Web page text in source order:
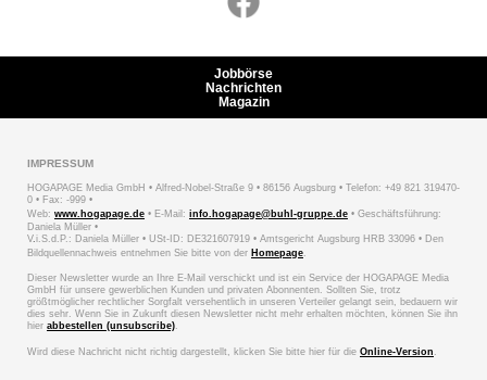
Jobbörse
Nachrichten
Magazin
IMPRESSUM
HOGAPAGE Media GmbH • Alfred-Nobel-Straße 9 • 86156 Augsburg • Telefon: +49 821 319470-
0 • Fax: -999 •
Web: www.hogapage.de • E-Mail: info.hogapage@buhl-gruppe.de • Geschäftsführung:
Daniela Müller •
V.i.S.d.P.: Daniela Müller • USt-ID: DE321607919 • Amtsgericht Augsburg HRB 33096 • Den
Bildquellennachweis entnehmen Sie bitte von der Homepage.
Dieser Newsletter wurde an Ihre E-Mail verschickt und ist ein Service der HOGAPAGE Media
GmbH für unsere gewerblichen Kunden und privaten Abonnenten. Sollten Sie, trotz
größtmöglicher rechtlicher Sorgfalt versehentlich in unseren Verteiler gelangt sein, bedauern wir
dies sehr. Wenn Sie in Zukunft diesen Newsletter nicht mehr erhalten möchten, können Sie ihn
hier abbestellen (unsubscribe).
Wird diese Nachricht nicht richtig dargestellt, klicken Sie bitte hier für die Online-Version .